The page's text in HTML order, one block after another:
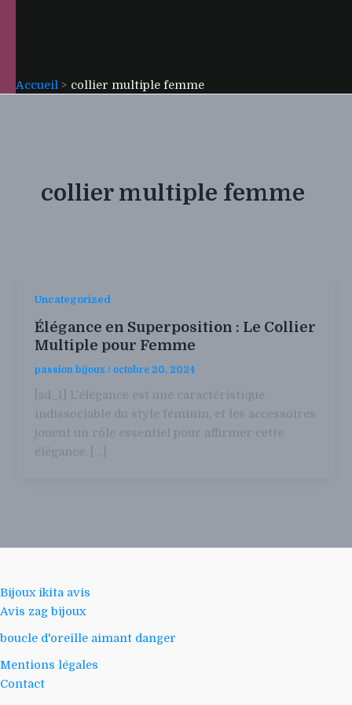
Accueil collier multiple femme
collier multiple femme
Uncategorized
Élégance en Superposition : Le Collier
Multiple pour Femme
passion bijoux/octobre 20, 2024
[ad_1] L’élégance est une caractéristique
indissociable du style féminin, et les accessoires
jouent un rôle essentiel pour affirmer cette
élégance. […]
Bijoux ikita avis
Avis zag bijoux
boucle d'oreille aimant danger
Mentions légales
Contact